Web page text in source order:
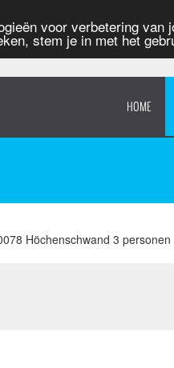
voor verbetering
stem je in met het
HOME
Höchenschwand 3 personen